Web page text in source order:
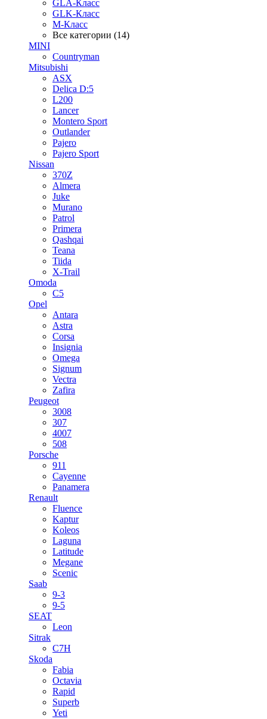
GLA-Класс
GLK-Класс
M-Класс
Все категории (14)
MINI
Countryman
Mitsubishi
ASX
Delica D:5
L200
Lancer
Montero Sport
Outlander
Pajero
Pajero Sport
Nissan
370Z
Almera
Juke
Murano
Patrol
Primera
Qashqai
Teana
Tiida
X-Trail
Omoda
C5
Opel
Antara
Astra
Corsa
Insignia
Omega
Signum
Vectra
Zafira
Peugeot
3008
307
4007
508
Porsche
911
Cayenne
Panamera
Renault
Fluence
Kaptur
Koleos
Laguna
Latitude
Megane
Scenic
Saab
9-3
9-5
SEAT
Leon
Sitrak
C7H
Skoda
Fabia
Octavia
Rapid
Superb
Yeti